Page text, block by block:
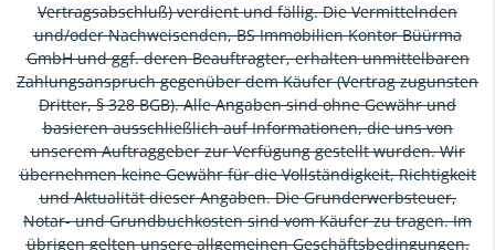
Vertragsabschluß) verdient und fällig. Die Vermittelnden
und/oder Nachweisenden, BS Immobilien Kontor Büürma
GmbH und ggf. deren Beauftragter, erhalten unmittelbaren
Zahlungsanspruch gegenüber dem Käufer (Vertrag zugunsten
Dritter, § 328 BGB). Alle Angaben sind ohne Gewähr und
basieren ausschließlich auf Informationen, die uns von
unserem Auftraggeber zur Verfügung gestellt wurden. Wir
übernehmen keine Gewähr für die Vollständigkeit, Richtigkeit
und Aktualität dieser Angaben. Die Grunderwerbsteuer,
Notar- und Grundbuchkosten sind vom Käufer zu tragen. Im
übrigen gelten unsere allgemeinen Geschäftsbedingungen.